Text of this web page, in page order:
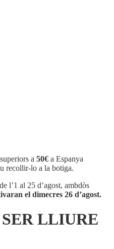
a 50€ a Espanya
recollir-lo a la botiga.
l’1 al 25 d’agost, ambdòs
el dimecres 26 d’agost.
LLIURE